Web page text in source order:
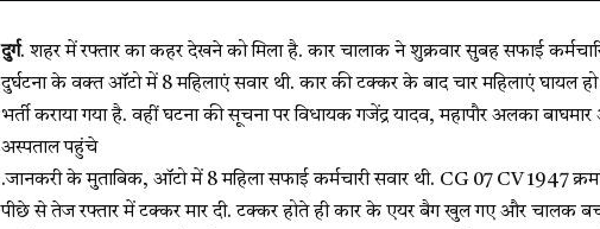
दुर्ग. शहर में रफ्तार का कहर देखने को मिला है. कार चालाक ने शुक्रवार सुबह सफाई
दुर्घटना के वक्त ऑटो में 8 महिलाएं सवार थी. कार की टक्कर के बाद चार महिलाएं घायल
भर्ती कराया गया है. वहीं घटना की सूचना पर विधायक गजेंद्र यादव, महापौर अलका
अस्पताल पहुंचे
.जानकरी के मुताबिक, ऑटो में 8 महिला सफाई कर्मचारी सवार थी. CG 07 CV 1947
पीछे से तेज रफ्तार में टक्कर मार दी. टक्कर होते ही कार के एयर बैग खुल गए और चालक